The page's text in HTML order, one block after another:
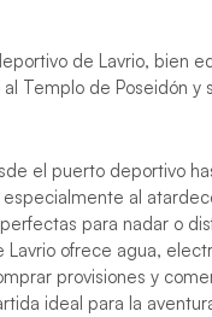
de Lavrio, bien
Templo de Poseidón y
el puerto deportivo
al
para nadar o
Lavrio ofrece agua,
provisiones y
ideal para la